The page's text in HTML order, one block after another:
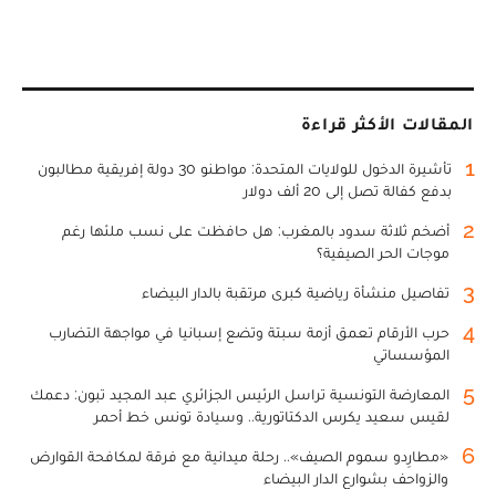
المقالات الأكثر قراءة
1
تأشيرة الدخول للولايات المتحدة: مواطنو 30 دولة إفريقية مطالبون
بدفع كفالة تصل إلى 20 ألف دولار
2
أضخم ثلاثة سدود بالمغرب: هل حافظت على نسب ملئها رغم
موجات الحر الصيفية؟
3 تفاصيل منشأة رياضية كبرى مرتقبة بالدار البيضاء
4
حرب الأرقام تعمق أزمة سبتة وتضع إسبانيا في مواجهة التضارب
المؤسساتي
5
المعارضة التونسية تراسل الرئيس الجزائري عبد المجيد تبون: دعمك
لقيس سعيد يكرس الدكتاتورية.. وسيادة تونس خط أحمر
6
«مطارِدو سموم الصيف».. رحلة ميدانية مع فرقة لمكافحة القوارض
والزواحف بشوارع الدار البيضاء